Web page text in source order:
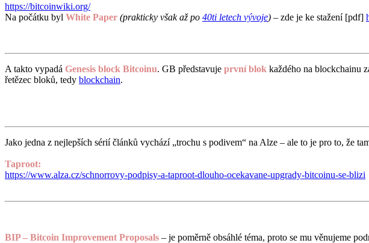
https://bitcoinwiki.org/
Na počátku byl White Paper (prakticky však až po 40ti letech vývoje) – zde je ke stažení [pdf]
A takto vypadá Genesis block Bitcoinu. GB představuje první blok každého na blockchainu
řetězec bloků, tedy blockchain.
Jako jedna z nejlepších sérií článků vychází „trochu s podivem“ na Alze – ale to je pro to, že
Taproot:
https://www.alza.cz/schnorrovy-podpisy-a-taproot-dlouho-ocekavane-upgrady-bitcoinu-se-blizi
BIP – Bitcoin Improvement Proposals – je poměrně obsáhlé téma, proto se mu věnujeme